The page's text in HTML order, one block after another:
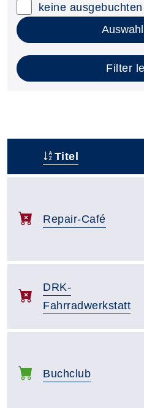
keine ausgebuchten
Filter
Titel
Repair-Café
DRK-
Fahrradwerkstatt
Buchclub